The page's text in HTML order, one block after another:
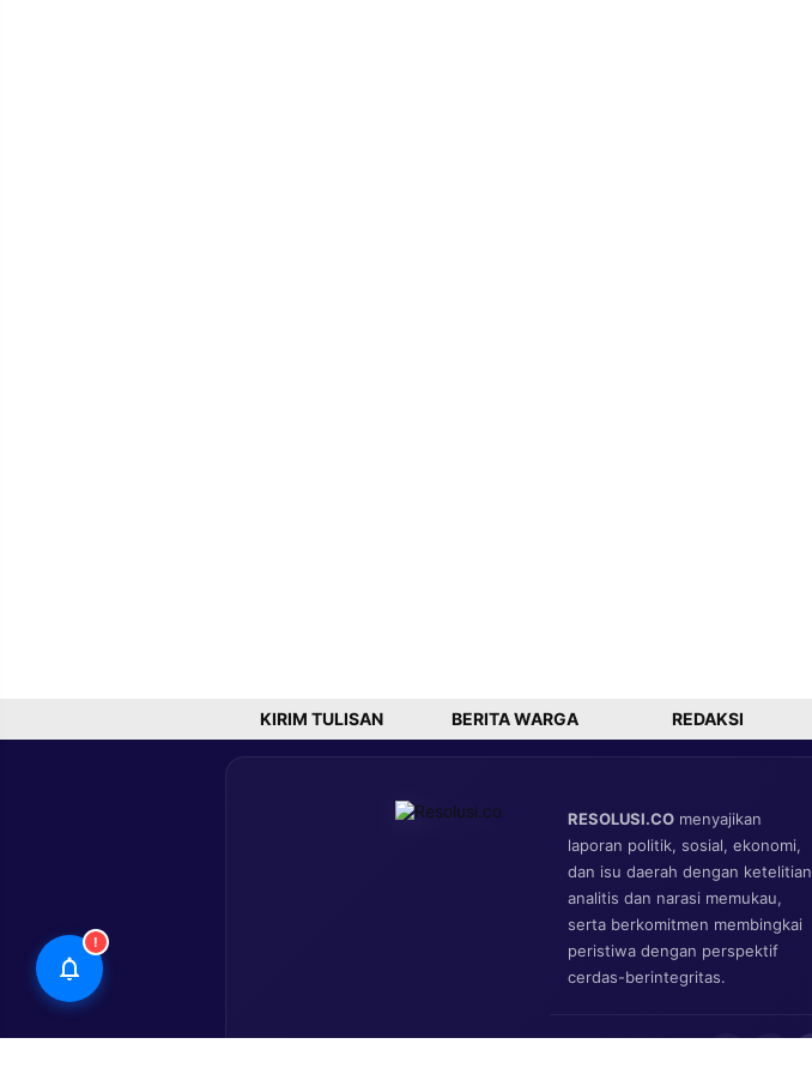
KIRIM TULISAN BERITA WARGA REDAKSI
RESOLUSI.CO menyajikan
laporan politik, sosial, ekonomi,
dan isu daerah dengan ketelitian
analitis dan narasi memukau,
serta berkomitmen membingkai
peristiwa dengan perspektif
cerdas-berintegritas.
!